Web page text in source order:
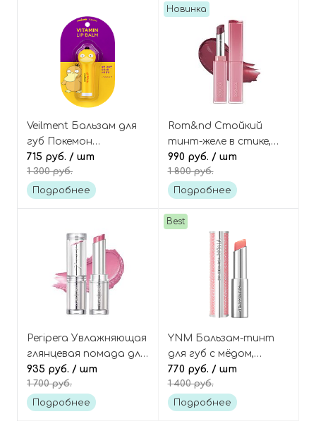
Veilment Бальзам для
губ Покемон
«Псайдак» Pokemon
Psyduck Vitamin Lip
Balm
715 руб. / шт
1 300 руб.
Подробнее
Новинка
Rom&nd Стойкий
тинт-желе в стике,
оттенок 06 In Vinery,
Sheer Tinted Stick
990 руб. / шт
1 800 руб.
Подробнее
Peripera Увлажняющая
глянцевая помада для
губ, оттенок 01 Pink
Genre, Ink Mood Glowy
Balm
935 руб. / шт
1 700 руб.
Подробнее
Best
YNM Бальзам-тинт
для губ с мёдом,
оттенок Light Pink
Honey Lip Balm
770 руб. / шт
1 400 руб.
Подробнее